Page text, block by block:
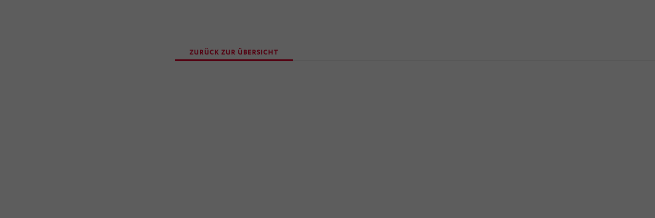
ZURÜCK ZUR ÜBERSICHT